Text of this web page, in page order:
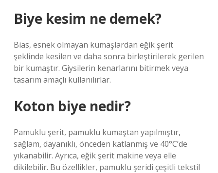
Biye kesim ne demek?
Bias, esnek olmayan kumaşlardan eğik şerit
şeklinde kesilen ve daha sonra birleştirilerek gerilen
bir kumaştır. Giysilerin kenarlarını bitirmek veya
tasarım amaçlı kullanılırlar.
Koton biye nedir?
Pamuklu şerit, pamuklu kumaştan yapılmıştır,
sağlam, dayanıklı, önceden katlanmış ve 40°C’de
yıkanabilir. Ayrıca, eğik şerit makine veya elle
dikilebilir. Bu özellikler, pamuklu şeridi çeşitli tekstil